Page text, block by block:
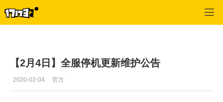
【2月4日】全服停机更新维护公告
2020-02-04 官方